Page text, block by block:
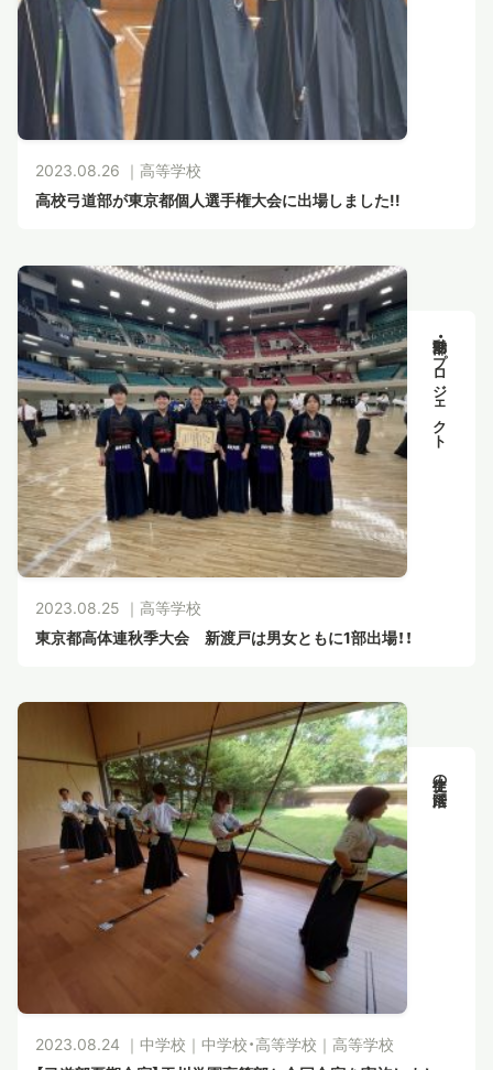
2023.08.26 ｜ 高等学校
高校弓道部が東京都個人選手権大会に出場しました!!
部活動・プロジェクト
2023.08.25 ｜ 高等学校
東京都高体連秋季大会 新渡戸は男女ともに1部出場！！
生徒の活躍
2023.08.24 ｜ 中学校 ｜ 中学校・高等学校 ｜ 高等学校